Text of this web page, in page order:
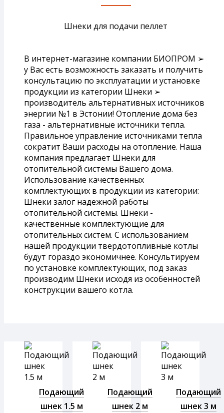
Шнеки для подачи пеллет
В интернет-магазине компании БИОПРОМ ➢
у Вас есть возможность заказать и получить
консультацию по эксплуатации и установке
продукции из категории Шнеки ➢
производитель альтернативных источников
энергии №1 в Эстонии! Отопление дома без
газа - альтернативные источники тепла.
Правильное управление источниками тепла
сократит Ваши расходы на отопление. Наша
компания предлагает Шнеки для
отопительной системы Вашего дома.
Использование качественных
комплектующих в продукции из категории:
Шнеки залог надежной работы
отопительной системы. Шнеки -
качественные комплектующие для
отопительных систем. С использованием
нашей продукции твердотопливные котлы
будут гораздо экономичнее. Консультируем
по установке комплектующих, под заказ
производим Шнеки исходя из особенностей
конструкции вашего котла.
Подающий
шнек 1.5 м
Подающий
шнек 2 м
Подающий
шнек 3 м